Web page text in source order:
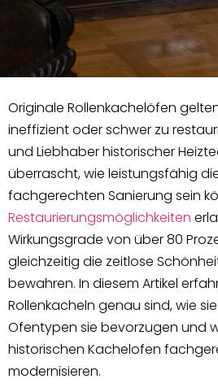
Originale Rollenkachelöfen
ineffizient oder schwer zu
und Liebhaber historischer
überrascht, wie leistungsfähig
fachgerechten Sanierung sein
Restaurierungsmöglichkeiten
Wirkungsgrade von über 80
gleichzeitig die zeitlose
bewahren. In diesem Artikel
Rollenkacheln genau sind, wie
Ofentypen sie bevorzugen und
historischen Kachelofen
modernisieren.